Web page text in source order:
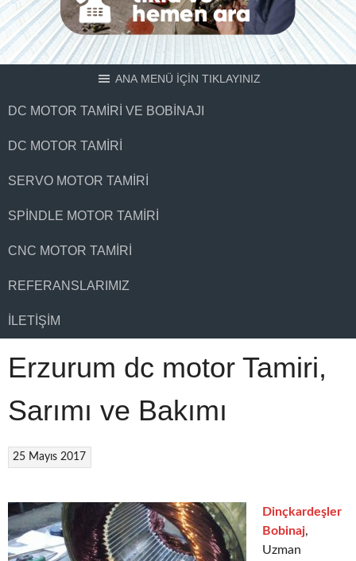
ANA MENÜ İÇİN TIKLAYINIZ
DC MOTOR TAMIRI VE BOBINAJI
DC MOTOR TAMIRI
SERVO MOTOR TAMIRI
SPINDLE MOTOR TAMIRI
CNC MOTOR TAMIRI
REFERANSLARIMIZ
İLETIŞIM
Erzurum dc motor Tamiri,
Sarımı ve Bakımı
25 Mayıs 2017
Dinçkardeşler
Bobinaj,
Uzman